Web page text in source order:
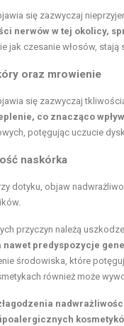
się zazwyczaj
nerwów w tej okolicy,
jak czesanie włosów, stają
oraz mrowienie
się zazwyczaj
co znacząco
potęgując uczucie
naskórka
dotyku, objaw
przyczyn należą
predyspozycje
środowiska, które
również może